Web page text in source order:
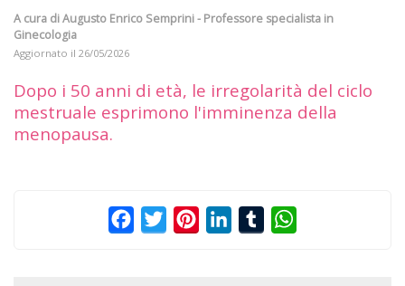
A cura diAugusto Enrico Semprini - Professore specialista in
Ginecologia
Aggiornato il 26/05/2026
Dopo i 50 anni di età, le irregolarità del ciclo
mestruale esprimono l'imminenza della
menopausa.
FacebookTwitterPinterestLinkedInTumblr